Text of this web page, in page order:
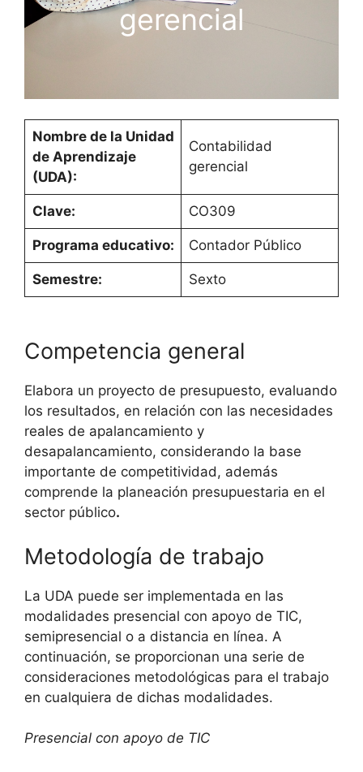
gerencial
Nombre de la Unidad
de Aprendizaje
(UDA):
Contabilidad
gerencial
Clave: CO309
Programa educativo: Contador Público
Semestre: Sexto
Competencia general
Elabora un proyecto de presupuesto, evaluando
los resultados, en relación con las necesidades
reales de apalancamiento y
desapalancamiento, considerando la base
importante de competitividad, además
comprende la planeación presupuestaria en el
sector público.
Metodología de trabajo
La UDA puede ser implementada en las
modalidades presencial con apoyo de TIC,
semipresencial o a distancia en línea. A
continuación, se proporcionan una serie de
consideraciones metodológicas para el trabajo
en cualquiera de dichas modalidades.
Presencial con apoyo de TIC